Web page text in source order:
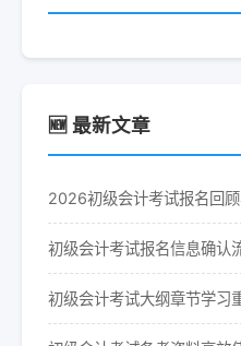
🆕 最新文章
2026初级会计考试报名回
初级会计考试报名信息确认
初级会计考试大纲章节学习